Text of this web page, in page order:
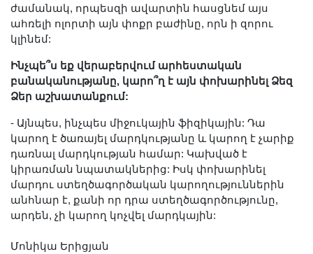
ժամանակ, որպեսզի ավարտին հասցնեմ այս
ահռելի ոլորտի այն փոքր բաժինը, որն ի զորու
կլինեմ:
Ինչպե՞ս եք վերաբերվում արհեստական
բանականությանը, կարո՞ղ է այն փոխարինել Ձեզ
Ձեր աշխատանքում:
- Այնպես, ինչպես միջուկային ֆիզիկային: Դա
կարող է ծառայել մարդկությանը և կարող է չարիք
դառնալ մարդկության համար: Կախված է
կիրառման նպատակներից: Իսկ փոխարինել
մարդու ստեղծագործական կարողություններին
անհնար է, քանի որ դրա ստեղծագործությունը,
արդեն, չի կարող կոչվել մարդկային:
Մոնիկա Երիցյան